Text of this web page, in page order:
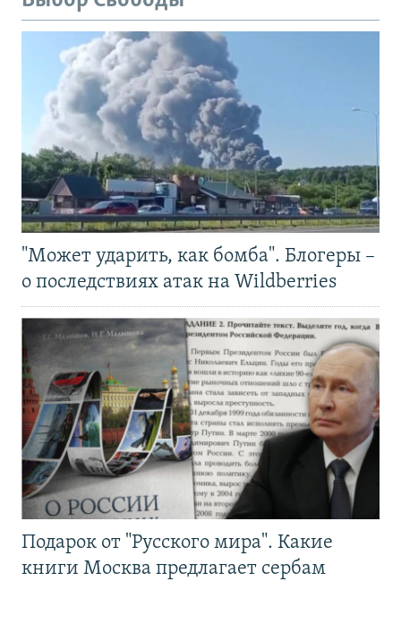
"Может ударить, как бомба". Блогеры –
о последствиях атак на Wildberries
Подарок от "Русского мира". Какие
книги Москва предлагает сербам